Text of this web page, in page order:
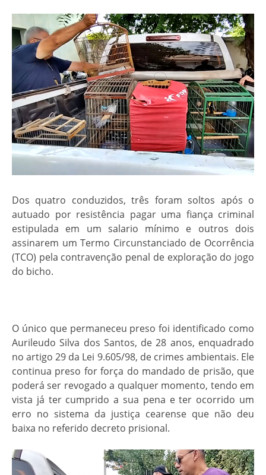
Dos quatro conduzidos, três foram soltos após o
autuado por resistência pagar uma fiança criminal
estipulada em um salario mínimo e outros dois
assinarem um Termo Circunstanciado de Ocorrência
(TCO) pela contravenção penal de exploração do jogo
do bicho.
O único que permaneceu preso foi identificado como
Aurileudo Silva dos Santos, de 28 anos, enquadrado
no artigo 29 da Lei 9.605/98, de crimes ambientais. Ele
continua preso for força do mandado de prisão, que
poderá ser revogado a qualquer momento, tendo em
vista já ter cumprido a sua pena e ter ocorrido um
erro no sistema da justiça cearense que não deu
baixa no referido decreto prisional.